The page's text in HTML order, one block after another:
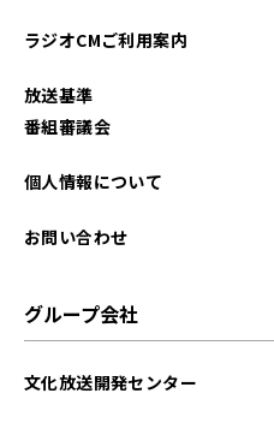
ラジオCMご利用案内
放送基準
番組審議会
個人情報について
お問い合わせ
グループ会社
文化放送開発センター